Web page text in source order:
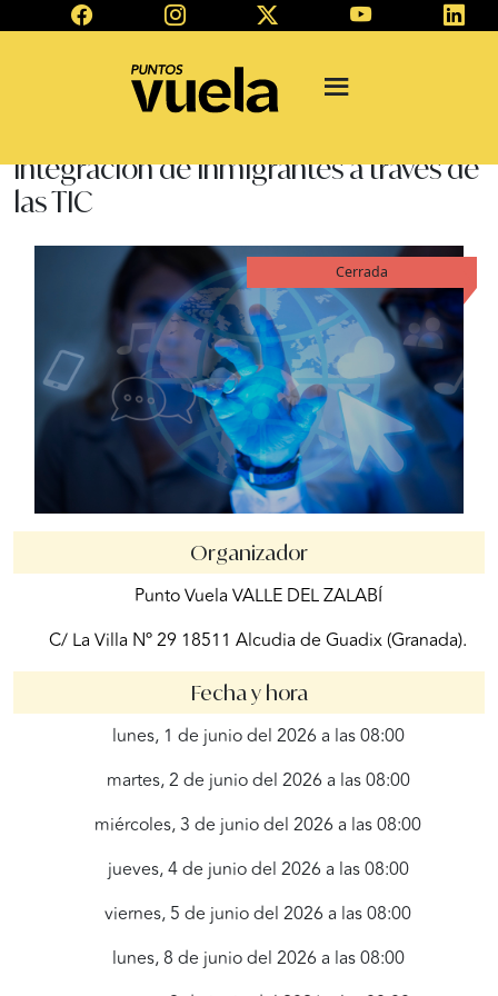
Integración de inmigrantes a través de
las TIC
Cerrada
Organizador
Punto Vuela VALLE DEL ZALABÍ
C/ La Villa Nº 29 18511 Alcudia de Guadix (Granada).
Fecha y hora
lunes, 1 de junio del 2026 a las 08:00
martes, 2 de junio del 2026 a las 08:00
miércoles, 3 de junio del 2026 a las 08:00
jueves, 4 de junio del 2026 a las 08:00
viernes, 5 de junio del 2026 a las 08:00
lunes, 8 de junio del 2026 a las 08:00